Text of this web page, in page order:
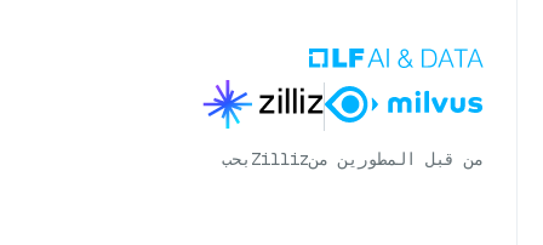
من قبل المطورين منZilliz بحب